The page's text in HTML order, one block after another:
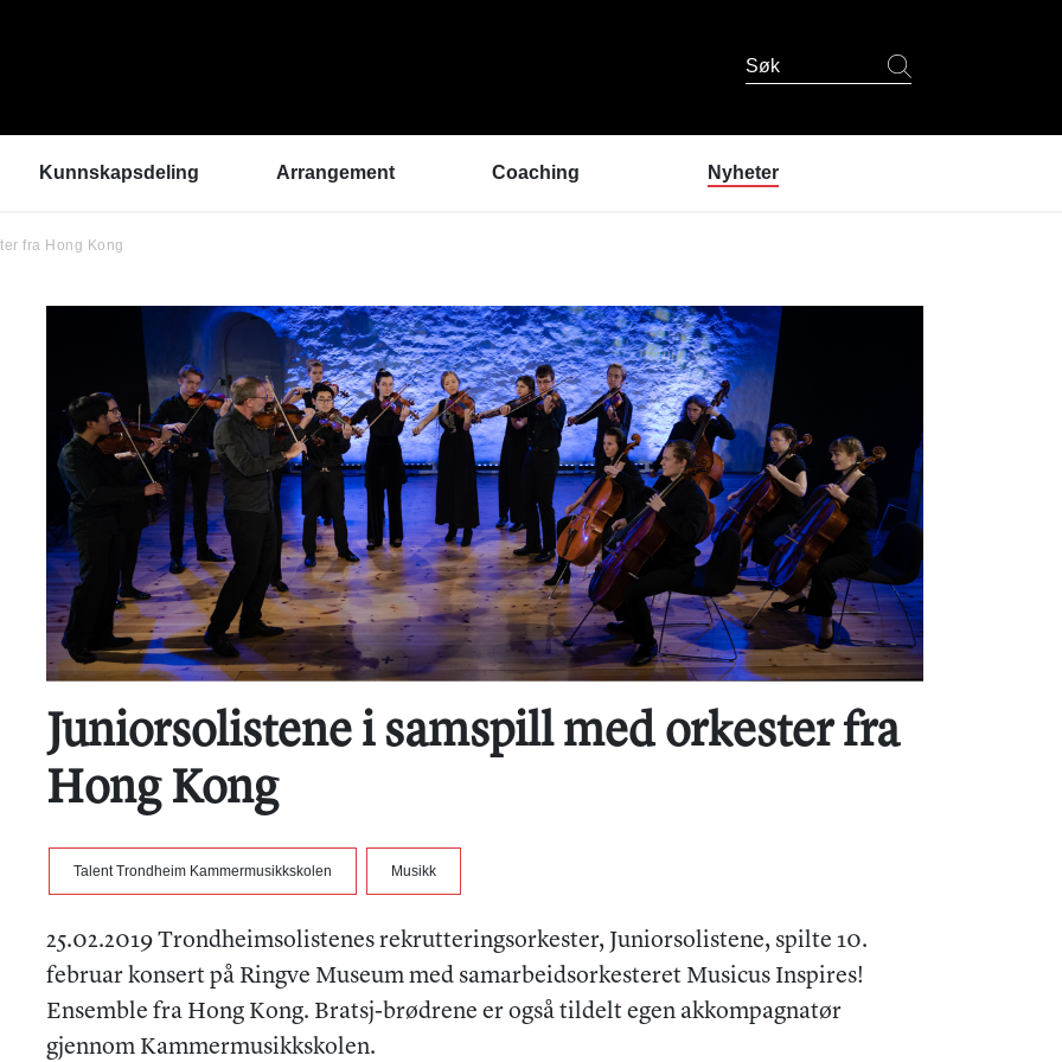
Søk
Kunnskapsdeling
Kunnskapsbank
Se en gang til - bedre
rekrutteringsprosesser
Klangbunn – verktøy
for bærekraftige
prestasjonsmiljøer
Podkast
Helsetilbudet
Sammen om like muligheter
Arrangement Coaching
Hvem er coachene?
Vil du prøve coaching? /
Påmelding
Nyheter
fra Hong Kong
Juniorsolistene i samspill med orkester fra
Hong Kong
Talent Trondheim Kammermusikkskolen Musikk
25.02.2019 Trondheimsolistenes rekrutteringsorkester, Juniorsolistene, spilte 10.
februar konsert på Ringve Museum med samarbeidsorkesteret Musicus Inspires!
Ensemble fra Hong Kong. Bratsj-brødrene er også tildelt egen akkompagnatør
gjennom Kammermusikkskolen.